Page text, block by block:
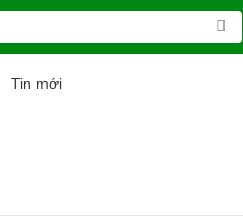
Tin mới